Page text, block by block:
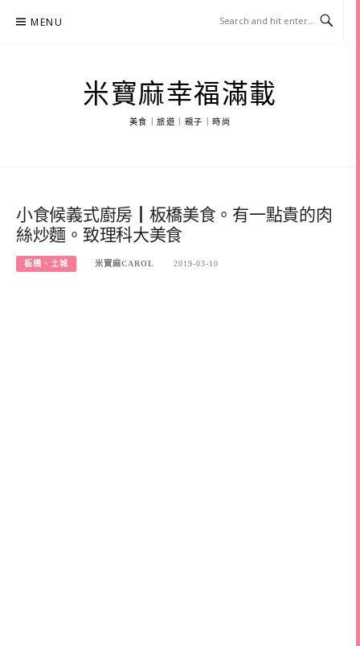
MENU
米寶麻幸福滿載
美食｜旅遊｜親子｜時尚
小食候義式廚房┃板橋美食。有一點貴的肉
絲炒麵。致理科大美食
板橋、土城 米寶麻CAROL 2019-03-10